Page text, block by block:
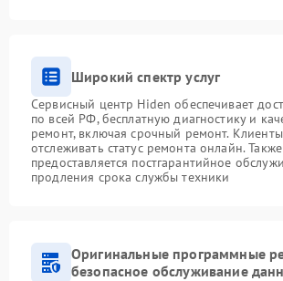
Широкий спектр услуг
Сервисный центр Hiden обеспечивает
по всей РФ, бесплатную диагностику и
ремонт, включая срочный ремонт.
отслеживать статус ремонта онлайн. Также
предоставляется постгарантийное
продления срока службы техники
Оригинальные программные
безопасное обслуживание